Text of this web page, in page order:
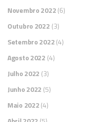
Novembro 2022(6)
Outubro 2022 (3)
Setembro 2022(4)
Agosto 2022 (4)
Julho 2022 (3)
Junho 2022 (5)
Maio 2022(4)